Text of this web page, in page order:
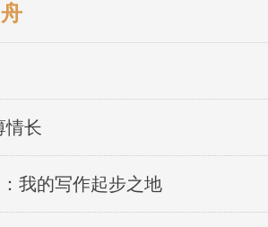
情长
：我的写作起步之地